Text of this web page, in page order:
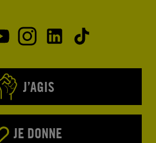
J’AGIS
JE DONNE